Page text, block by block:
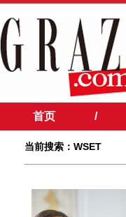
首页 /
当前搜索：WSET